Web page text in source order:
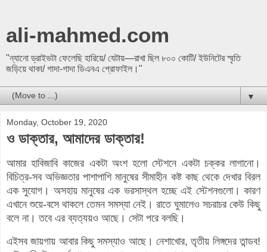
ali-mahmed.com
"ন্যানো ড্রাইভটা ফেলেছি হারিয়ে/ যেটায়—রাখা ছিল ৮০০ কোটি/ ইউনিটের স্মৃতি
জড়িয়ে থাকা/ গাদা-গাদা ডিএনএ প্রোফাইল।"
▼
Monday, October 19, 2020
ও ডাক্তার, আমাদের ডাক্তার!
আমার হাবিজাবি কাজের একটা অংশ হলো স্টেশনে একটা চক্কর লাগানো।
বিচিত্র-সব অভিজ্ঞতার পাশাপাশি মানুষের সীমাহীন কষ্ট কাছ থেকে দেখার বিরল
এক সুযোগ। অসহায় মানুষের এক ভরসাস্থল হচ্ছে এই স্টেশনগুলো। কারণ
এখানে শুয়ে-বসে থাকলে তেমন সমস্যা নেই। রাতে ঘুমালেও সচরাচর কেউ কিছু
বলে না। তবে এর ব্যত্যয়ও আছে। সেটা পরে বলছি।
এইসব জায়গায় আবার কিছু সমস্যাও আছে। নেশাখোর, তৃতীয় লিঙ্গদের তান্ডব!